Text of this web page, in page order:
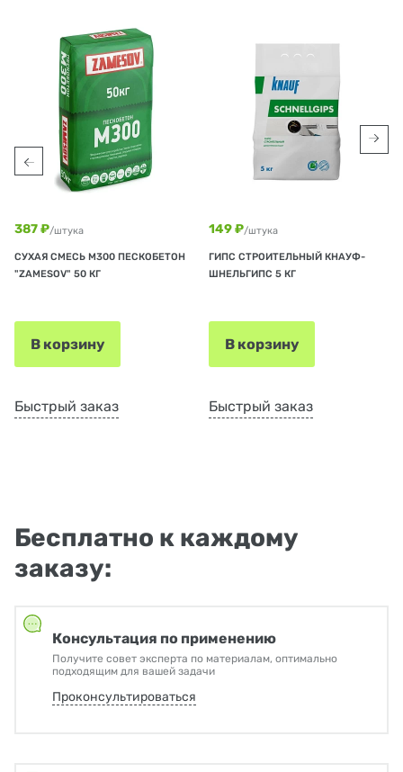
387 ₽/штука
СУХАЯ СМЕСЬ М300 ПЕСКОБЕТОН
"ZAMESOV" 50 КГ
В корзину
Быстрый заказ
149 ₽/штука
ГИПС СТРОИТЕЛЬНЫЙ КНАУФ-
ШНЕЛЬГИПС 5 КГ
В корзину
Быстрый заказ
Бесплатно к каждому
заказу:
Консультация по применению
Получите совет эксперта по материалам, оптимально
подходящим для вашей задачи
Проконсультироваться